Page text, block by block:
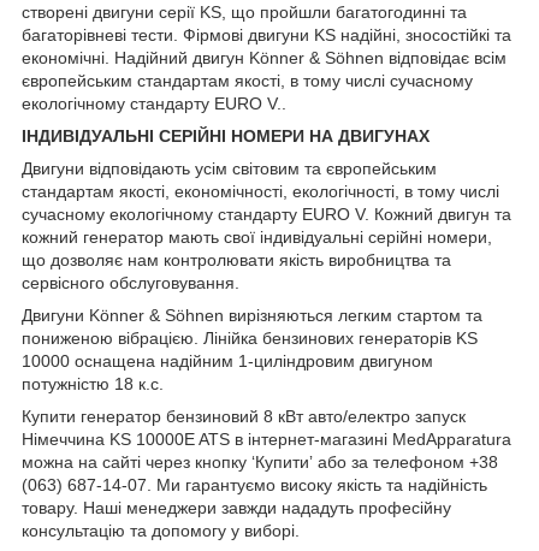
створені двигуни серії KS, що пройшли багатогодинні та
багаторівневі тести. Фірмові двигуни KS надійні, зносостійкі та
економічні. Надійний двигун Könner & Söhnen відповідає всім
європейським стандартам якості, в тому числі сучасному
екологічному стандарту EURO V..
ІНДИВІДУАЛЬНІ СЕРІЙНІ НОМЕРИ НА ДВИГУНАХ
Двигуни відповідають усім світовим та європейським
стандартам якості, економічності, екологічності, в тому числі
сучасному екологічному стандарту EURO V. Кожний двигун та
кожний генератор мають свої індивідуальні серійні номери,
що дозволяє нам контролювати якість виробництва та
сервісного обслуговування.
Двигуни Könner & Söhnen вирізняються легким стартом та
пониженою вібрацією. Лінійка бензинових генераторів KS
10000 оснащена надійним 1-циліндровим двигуном
потужністю 18 к.с.
Купити генератор бензиновий 8 кВт авто/електро запуск
Німеччина KS 10000E ATS в інтернет-магазині MedApparatura
можна на сайті через кнопку ‘Купитиʼ або за телефоном +38
(063) 687-14-07. Ми гарантуємо високу якість та надійність
товару. Наші менеджери завжди нададуть професійну
консультацію та допомогу у виборі.